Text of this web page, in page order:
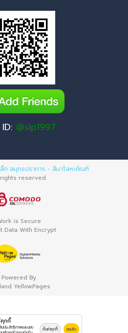
@slp1997
ก สมุทรปราการ - สีมาโลหะภัณฑ์
reserved.
is Secure
Data With Encrypt
Powered By
YellowPages
คุกกี้
มประสิทธิภาพและมอบ
ตั้งค่าคุกกี้ ยอมรับ